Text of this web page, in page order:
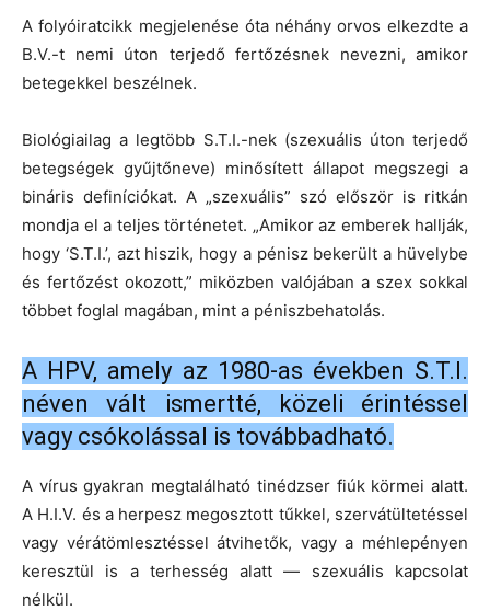
A folyóiratcikk megjelenése óta néhány orvos elkezdte a
B.V.-t nemi úton terjedő fertőzésnek nevezni, amikor
betegekkel beszélnek.
Biológiailag a legtöbb S.T.I.-nek (szexuális úton terjedő
betegségek gyűjtőneve) minősített állapot megszegi a
bináris definíciókat. A „szexuális” szó először is ritkán
mondja el a teljes történetet. „Amikor az emberek hallják,
hogy ‘S.T.I.’, azt hiszik, hogy a pénisz bekerült a hüvelybe
és fertőzést okozott,” miközben valójában a szex sokkal
többet foglal magában, mint a péniszbehatolás.
A HPV, amely az 1980-as években S.T.I.
néven vált ismertté, közeli érintéssel
vagy csókolással is továbbadható.
A vírus gyakran megtalálható tinédzser fiúk körmei alatt.
A H.I.V. és a herpesz megosztott tűkkel, szervátültetéssel
vagy vérátömlesztéssel átvihetők, vagy a méhlepényen
keresztül is a terhesség alatt — szexuális kapcsolat
nélkül.